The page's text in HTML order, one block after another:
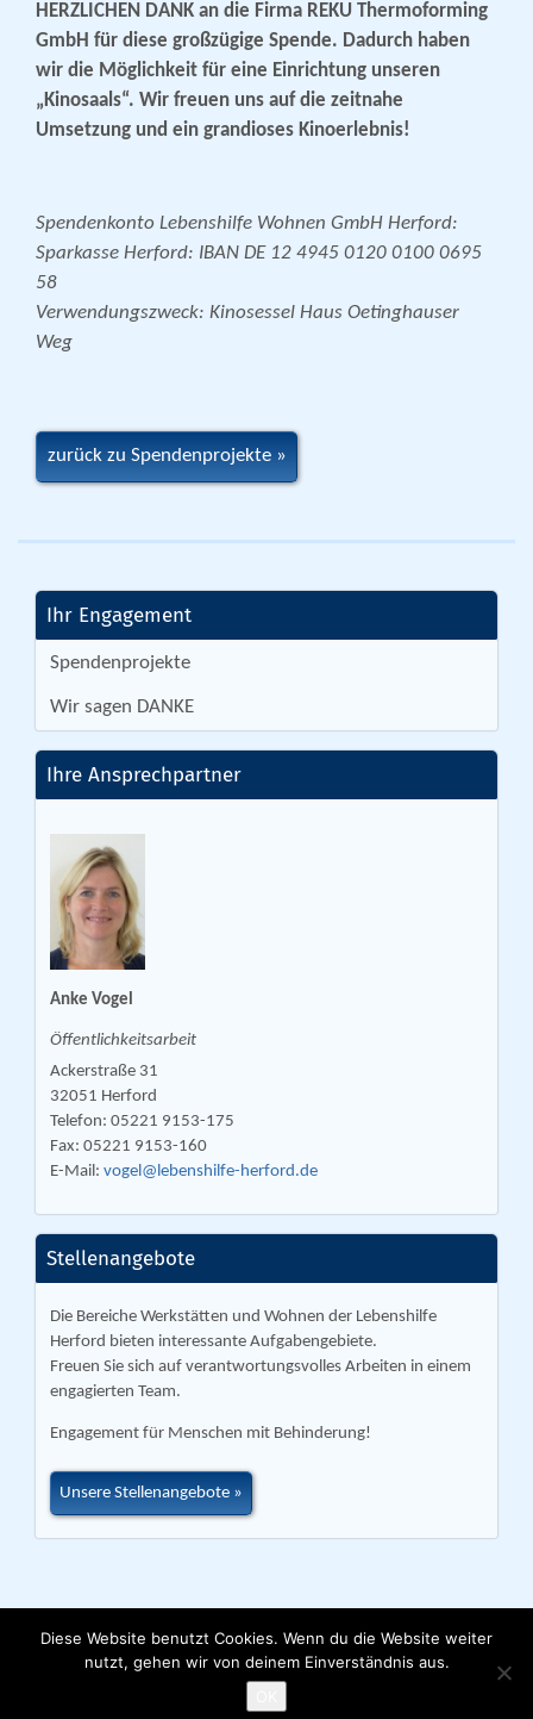
HERZLICHEN DANK an die Firma REKU Thermoforming
GmbH für diese großzügige Spende. Dadurch haben
wir die Möglichkeit für eine Einrichtung unseren
„Kinosaals“. Wir freuen uns auf die zeitnahe
Umsetzung und ein grandioses Kinoerlebnis!
Spendenkonto Lebenshilfe Wohnen GmbH Herford:
Sparkasse Herford: IBAN DE 12 4945 0120 0100 0695
58
Verwendungszweck: Kinosessel Haus Oetinghauser
Weg
zurück zu Spendenprojekte
Ihr Engagement
Spendenprojekte
Wir sagen DANKE
Ihre Ansprechpartner
Anke Vogel
Öffentlichkeitsarbeit
Ackerstraße 31
32051 Herford
Telefon: 05221 9153-175
Fax: 05221 9153-160
E-Mail: vogel@lebenshilfe-herford.de
Stellenangebote
Die Bereiche Werkstätten und Wohnen der Lebenshilfe
Herford bieten interessante Aufgabengebiete.
Freuen Sie sich auf verantwortungsvolles Arbeiten in einem
engagierten Team.
Engagement für Menschen mit Behinderung!
Unsere Stellenangebote
Lebenshilfe Herford e. V. | Ackerstraße 31 | 32051 Herford | Tel. 05221
Diese Website benutzt Cookies. Wenn du die Website weiter
nutzt, gehen wir von deinem Einverständnis aus.